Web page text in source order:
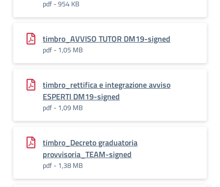
pdf - 954 KB
timbro_AVVISO TUTOR DM19-signed
pdf - 1,05 MB
timbro_rettifica e integrazione avviso
ESPERTI DM19-signed
pdf - 1,09 MB
timbro_Decreto graduatoria
provvisoria_TEAM-signed
pdf - 1,38 MB